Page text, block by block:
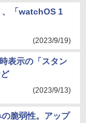
、「watchOS 1
(2023/9/19)
表示の「スタン
(2023/9/13)
脆弱性。アップ